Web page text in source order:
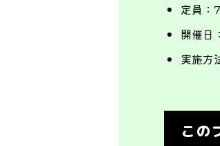
定員：
開催日：
実施方
この